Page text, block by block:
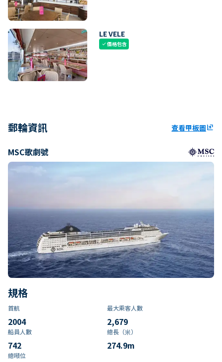
LE VELE
check價格包含
郵輪資訊 查看甲板圖ungroup
MSC歌劇號
規格
首航
2004
最大乘客人數
2,679
船員人數
742
總長（米）
274.9m
總噸位